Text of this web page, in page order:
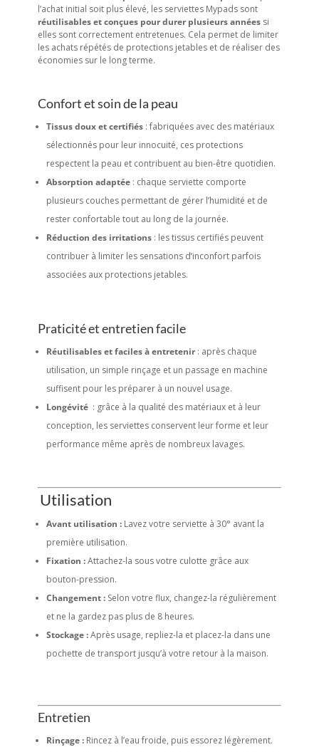
l’achat initial soit plus élevé, les serviettes Mypads sont
réutilisables et conçues pour durer plusieurs annéessi
elles sont correctement entretenues. Cela permet de limiter
les achats répétés de protections jetables et de réaliser des
économies sur le long terme.
Confort et soin de la peau
Tissus doux et certifiés: fabriquées avec des matériaux
sélectionnés pour leur innocuité, ces protections
respectent la peau et contribuent au bien-être quotidien.
Absorption adaptée: chaque serviette comporte
plusieurs couches permettant de gérer l’humidité et de
rester confortable tout au long de la journée.
Réduction des irritations: les tissus certifiés peuvent
contribuer à limiter les sensations d’inconfort parfois
associées aux protections jetables.
Praticité et entretien facile
Réutilisables et faciles à entretenir: après chaque
utilisation, un simple rinçage et un passage en machine
suffisent pour les préparer à un nouvel usage.
Longévité : grâce à la qualité des matériaux et à leur
conception, les serviettes conservent leur forme et leur
performance même après de nombreux lavages.
Utilisation
Avant utilisation :Lavez votre serviette à 30° avant la
première utilisation.
Fixation :Attachez-la sous votre culotte grâce aux
bouton-pression.
Changement :Selon votre flux, changez-la régulièrement
et ne la gardez pas plus de 8 heures.
Stockage :Après usage, repliez-la et placez-la dans une
pochette de transport jusqu’à votre retour à la maison.
Entretien
Rinçage :Rincez à l’eau froide, puis essorez légèrement.